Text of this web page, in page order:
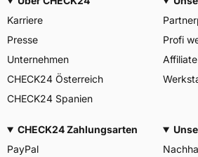
Karriere
Presse
Unternehmen
CHECK24 Österreich
CHECK24 Spanien
Profi
CHECK24 Zahlungsarten
PayPal